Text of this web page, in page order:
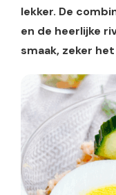
lekker. De
en de heerlijke
smaak, zeker